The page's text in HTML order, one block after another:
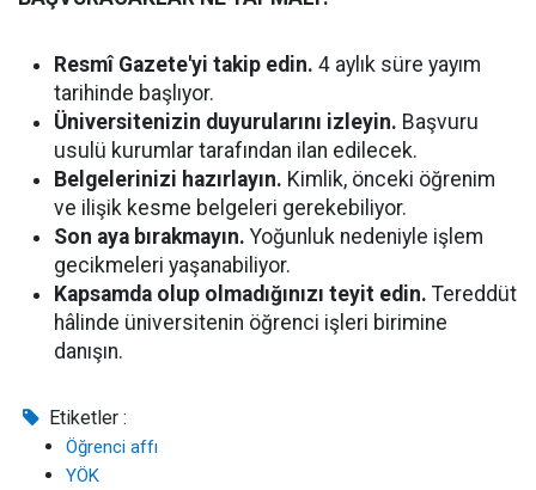
Resmî Gazete'yi takip edin. 4 aylık süre yayım
tarihinde başlıyor.
Üniversitenizin duyurularını izleyin. Başvuru
usulü kurumlar tarafından ilan edilecek.
Belgelerinizi hazırlayın. Kimlik, önceki öğrenim
ve ilişik kesme belgeleri gerekebiliyor.
Son aya bırakmayın. Yoğunluk nedeniyle işlem
gecikmeleri yaşanabiliyor.
Kapsamda olup olmadığınızı teyit edin. Tereddüt
hâlinde üniversitenin öğrenci işleri birimine
danışın.
Etiketler :
Öğrenci affı
YÖK